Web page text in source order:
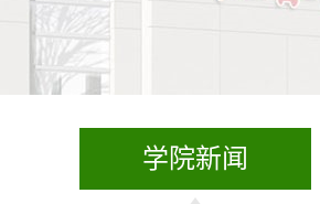
学院新闻